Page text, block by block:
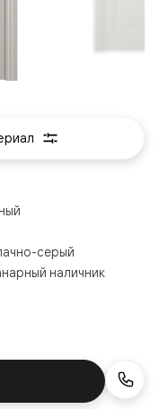
серый
наличник